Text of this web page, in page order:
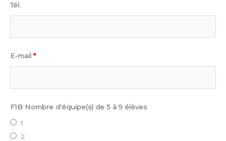
Tél.
E-mail *
F1B Nombre d'équipe(s) de 5 à 9 élèves
1
2